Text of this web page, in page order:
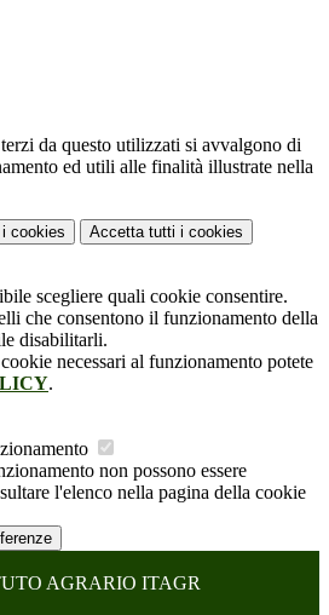
da questo utilizzati si avvalgono di
ed utili alle finalità illustrate nella
i cookies Accetta tutti i cookies
scegliere quali cookie consentire.
che consentono il funzionamento della
disabilitarli.
necessari al funzionamento potete
.
non possono essere
l'elenco nella pagina della cookie
AGRARIO ITAGR